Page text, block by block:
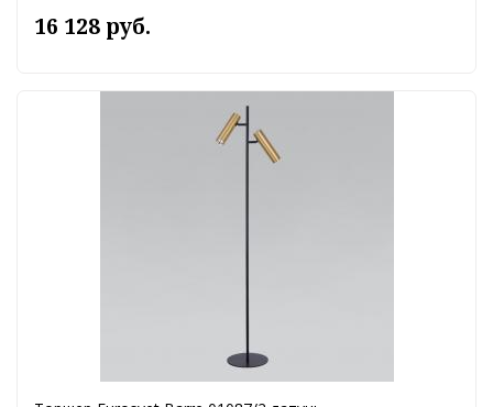
16 128 руб.